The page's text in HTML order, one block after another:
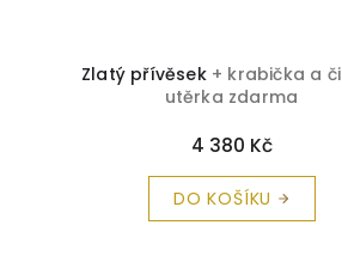
Zlatý přívěsek + krabička a
utěrka zdarma
4 380 Kč
DO KOŠÍKU